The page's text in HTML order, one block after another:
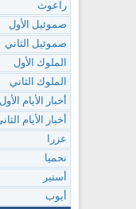
راعوث
صموئيل الأول
صموئيل الثاني
الملوك الأول
الملوك الثاني
أخبار الأيام الأول
أخبار الأيام
عزرا
نحميا
أستير
أيوب